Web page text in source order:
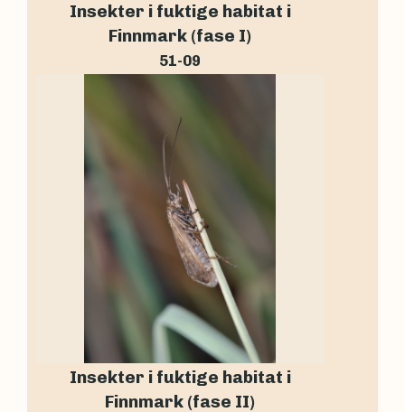
Insekter i fuktige habitat i
Finnmark (fase I)
51-09
Insekter i fuktige habitat i
Finnmark (fase II)